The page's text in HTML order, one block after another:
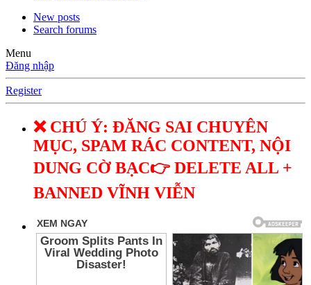
New posts
Search forums
Menu
Đăng nhập
Register
❌ CHÚ Ý: ĐĂNG SAI CHUYÊN
MỤC, SPAM RÁC CONTENT, NỘI
DUNG CỜ BẠC👉 DELETE ALL +
BANNED VĨNH VIỄN